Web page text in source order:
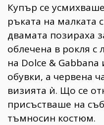
Купър се
ръката на малката
двамата позираха
облечена в рокля с
на Dolce &
обувки, а червена
визията ѝ. Що се
присъстваше на
тъмносин костюм.